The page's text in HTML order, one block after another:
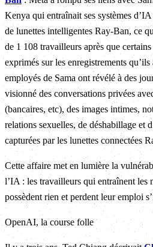
Kenya qui entraînait ses systèmes
de lunettes intelligentes Ray-Ban, ce
de 1 108 travailleurs après que
exprimés sur les enregistrements
employés de Sama ont révélé à des
visionné des conversations privées
(bancaires, etc), des images intimes,
relations sexuelles, de déshabillage et
capturées par les lunettes connectées
Cette affaire met en lumière la
l’IA : les travailleurs qui entraînent les
possèdent rien et perdent leur emploi
OpenAI, la course folle